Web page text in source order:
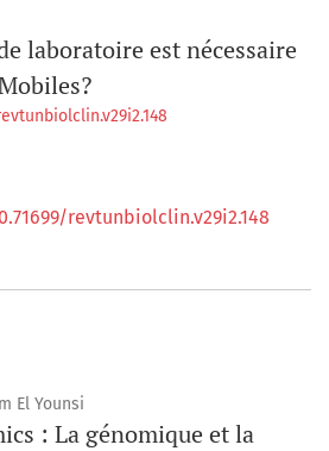
laboratoire est nécessaire
revtunbiolclin.v29i2.148
El Younsi
: La génomique et la